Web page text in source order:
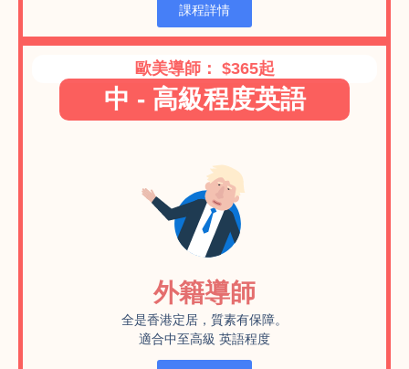
課程詳情
歐美導師： $365起
中 - 高級程度英語
外籍導師
全是香港定居，質素有保障。
適合中至高級 英語程度